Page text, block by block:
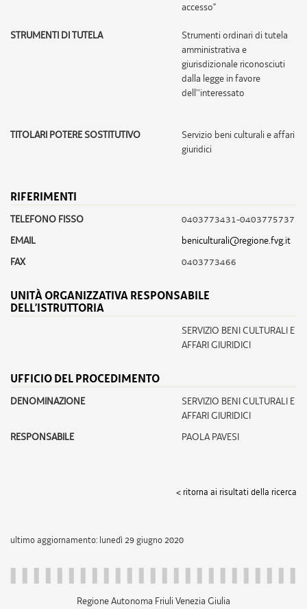
accesso”
STRUMENTI DI TUTELA
Strumenti ordinari di tutela
amministrativa e
giurisdizionale riconosciuti
dalla legge in favore
dell''interessato
TITOLARI POTERE SOSTITUTIVO
Servizio beni culturali e affari
giuridici
RIFERIMENTI
TELEFONO FISSO
0403773431-0403775737
EMAIL
beniculturali@regione.fvg.it
FAX
0403773466
UNITÀ ORGANIZZATIVA RESPONSABILE
DELL’ISTRUTTORIA
SERVIZIO BENI CULTURALI E
AFFARI GIURIDICI
UFFICIO DEL PROCEDIMENTO
DENOMINAZIONE
SERVIZIO BENI CULTURALI E
AFFARI GIURIDICI
RESPONSABILE
PAOLA PAVESI
< ritorna ai risultati della ricerca
ultimo aggiornamento: lunedì 29 giugno 2020
Regione Autonoma Friuli Venezia Giulia